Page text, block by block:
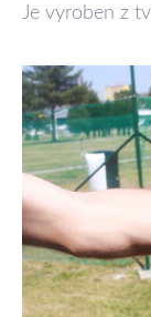
Je vyroben z